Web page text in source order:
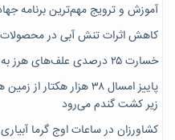
آموزش و ترویج مهم‌ترین برنامه
کاهش اثرات تنش آبی در
خسارت ۲۵ درصدی علف‌های هرز به محصولات کشاورزی
پاییز امسال ۳۸ هزار
زیر کشت گندم می‌رود
کشاورزان در ساعات اوج گرما آبیاری